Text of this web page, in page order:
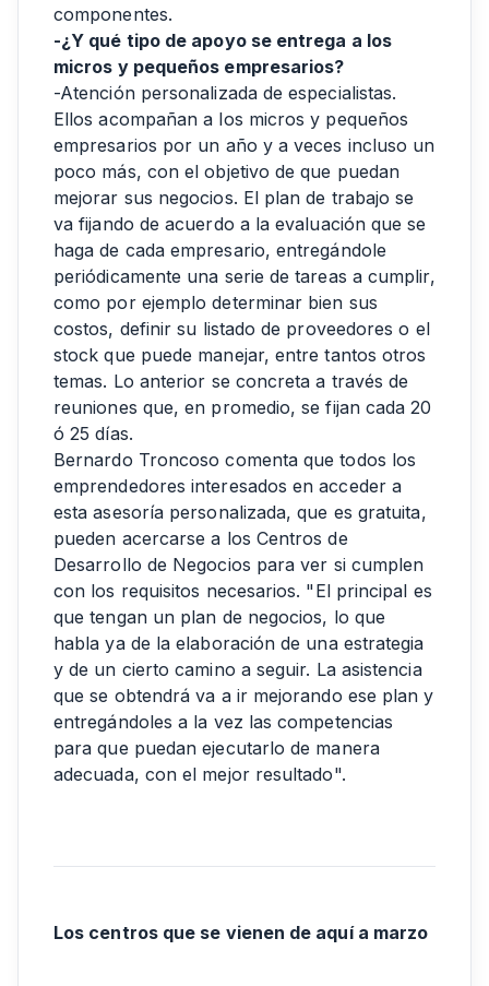
componentes.
-¿Y qué tipo de apoyo se entrega a los
micros y pequeños empresarios?
-Atención personalizada de especialistas.
Ellos acompañan a los micros y pequeños
empresarios por un año y a veces incluso un
poco más, con el objetivo de que puedan
mejorar sus negocios. El plan de trabajo se
va fijando de acuerdo a la evaluación que se
haga de cada empresario, entregándole
periódicamente una serie de tareas a cumplir,
como por ejemplo determinar bien sus
costos, definir su listado de proveedores o el
stock que puede manejar, entre tantos otros
temas. Lo anterior se concreta a través de
reuniones que, en promedio, se fijan cada 20
ó 25 días.
Bernardo Troncoso comenta que todos los
emprendedores interesados en acceder a
esta asesoría personalizada, que es gratuita,
pueden acercarse a los Centros de
Desarrollo de Negocios para ver si cumplen
con los requisitos necesarios. "El principal es
que tengan un plan de negocios, lo que
habla ya de la elaboración de una estrategia
y de un cierto camino a seguir. La asistencia
que se obtendrá va a ir mejorando ese plan y
entregándoles a la vez las competencias
para que puedan ejecutarlo de manera
adecuada, con el mejor resultado".
Los centros que se vienen de aquí a marzo